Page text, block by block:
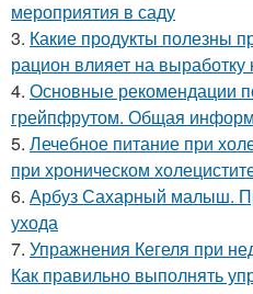
мероприятия в саду
3. Какие продукты полезны
рацион влияет на выработку
4. Основные рекомендации
грейпфрутом. Общая
5. Лечебное питание при
при хроническом
6. Арбуз Сахарный малыш.
ухода
7. Упражнения Кегеля при
Как правильно выполнять